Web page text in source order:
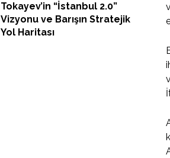
Tokayev’in “İstanbul 2.0”
Vizyonu ve Barışın Stratejik
Yol Haritası